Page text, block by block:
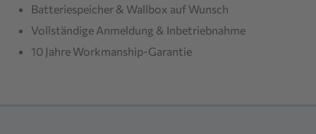
Batteriespeicher & Wallbox auf Wunsch
Vollständige Anmeldung & Inbetriebnahme
10 Jahre Workmanship-Garantie